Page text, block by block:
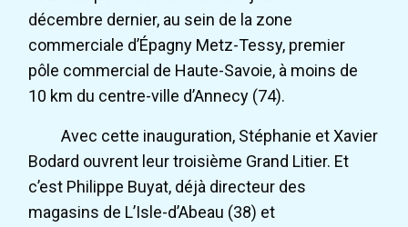
décembre dernier, au sein de la zone
commerciale d’Épagny Metz-Tessy, premier
pôle commercial de Haute-Savoie, à moins de
10 km du centre-ville d’Annecy (74).
Avec cette inauguration, Stéphanie et Xavier
Bodard ouvrent leur troisième Grand Litier. Et
c’est Philippe Buyat, déjà directeur des
magasins de L’Isle-d’Abeau (38) et